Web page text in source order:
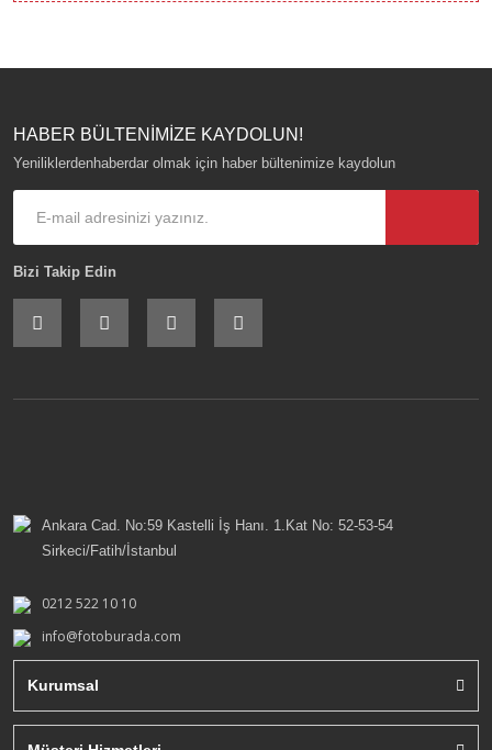
HABER BÜLTENİMİZE KAYDOLUN!
Yeniliklerdenhaberdar olmak için haber bültenimize kaydolun
Bizi Takip Edin
Ankara Cad. No:59 Kastelli İş Hanı. 1.Kat No: 52-53-54
Sirkeci/Fatih/İstanbul
0212 522 10 10
info@fotoburada.com
Kurumsal